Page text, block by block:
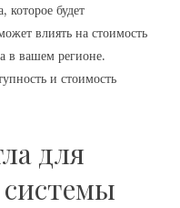
которое будет
влиять на стоимость
в вашем регионе.
и стоимость
для